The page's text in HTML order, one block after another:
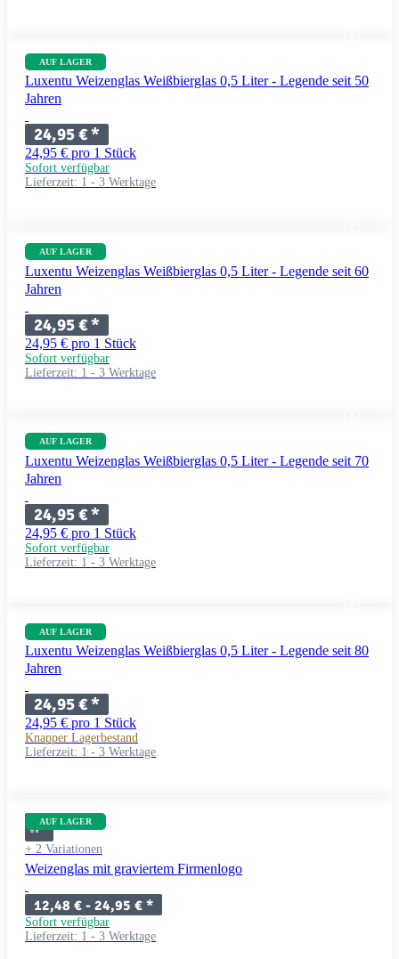
AUF LAGER
Luxentu Weizenglas Weißbierglas 0,5 Liter - Legende seit 50
Jahren
24,95 €*
24,95 € pro 1 Stück
Sofort verfügbar
Lieferzeit: 1 - 3 Werktage
AUF LAGER
Luxentu Weizenglas Weißbierglas 0,5 Liter - Legende seit 60
Jahren
24,95 €*
24,95 € pro 1 Stück
Sofort verfügbar
Lieferzeit: 1 - 3 Werktage
AUF LAGER
Luxentu Weizenglas Weißbierglas 0,5 Liter - Legende seit 70
Jahren
24,95 €*
24,95 € pro 1 Stück
Sofort verfügbar
Lieferzeit: 1 - 3 Werktage
AUF LAGER
Luxentu Weizenglas Weißbierglas 0,5 Liter - Legende seit 80
Jahren
24,95 €*
24,95 € pro 1 Stück
Knapper Lagerbestand
Lieferzeit: 1 - 3 Werktage
AUF LAGER
+ 2 Variationen
Weizenglas mit graviertem Firmenlogo
12,48 € - 24,95 € *
Sofort verfügbar
Lieferzeit: 1 - 3 Werktage